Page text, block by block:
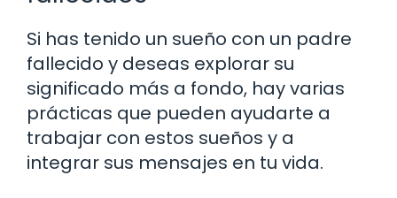
Si has tenido un sueño con un padre
fallecido y deseas explorar su
significado más a fondo, hay varias
prácticas que pueden ayudarte a
trabajar con estos sueños y a
integrar sus mensajes en tu vida.